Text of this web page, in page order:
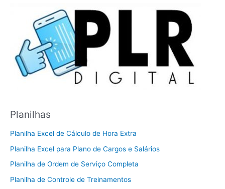
Planilhas
Planilha Excel de Cálculo de Hora Extra
Planilha Excel para Plano de Cargos e Salários
Planilha de Ordem de Serviço Completa
Planilha de Controle de Treinamentos